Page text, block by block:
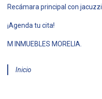
Recámara principal con jacuzzi
¡Agenda tu cita!
M INMUEBLES MORELIA.
Inicio